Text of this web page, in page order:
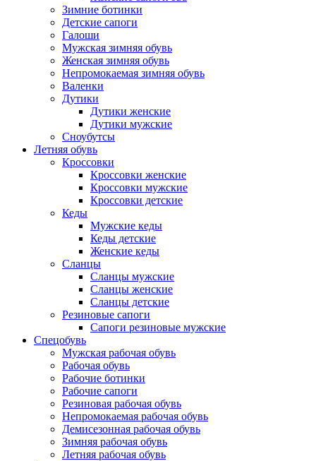
Зимние ботинки
Детские сапоги
Галоши
Мужская зимняя обувь
Женская зимняя обувь
Непромокаемая зимняя обувь
Валенки
Дутики
Дутики женские
Дутики мужские
Сноубутсы
Летняя обувь
Кроссовки
Кроссовки женские
Кроссовки мужские
Кроссовки детские
Кеды
Мужские кеды
Кеды детские
Женские кеды
Сланцы
Сланцы мужские
Сланцы женские
Сланцы детские
Резиновые сапоги
Сапоги резиновые мужские
Спецобувь
Мужская рабочая обувь
Рабочая обувь
Рабочие ботинки
Рабочие сапоги
Резиновая рабочая обувь
Непромокаемая рабочая обувь
Демисезонная рабочая обувь
Зимняя рабочая обувь
Летняя рабочая обувь